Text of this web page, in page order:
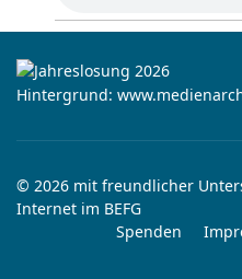
Hintergrund:
© 2026 mit freundlicher
Internet im BEFG
Spenden